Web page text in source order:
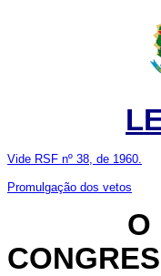
Vide RSF nº 38, de 1960.
Promulgação dos vetos
O